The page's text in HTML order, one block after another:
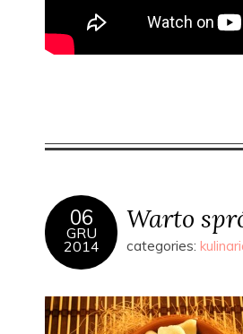
06
GRU
2014
Warto
categories: